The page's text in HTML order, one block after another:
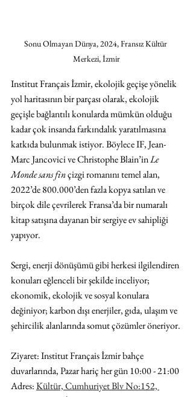
Sonu Olmayan Dünya, 2024, Fransız Kültür
Merkezi, İzmir
Institut Français İzmir, ekolojik geçişe yönelik
yol haritasının bir parçası olarak, ekolojik
geçişle bağlantılı konularda mümkün olduğu
kadar çok insanda farkındalık yaratılmasına
katkıda bulunmak istiyor. Böylece IF, Jean-
Marc Jancovici ve Christophe Blain’in Le
Monde sans fin çizgi romanını temel alan,
2022’de 800.000’den fazla kopya satılan ve
birçok dile çevrilerek Fransa’da bir numaralı
kitap satışına dayanan bir sergiye ev sahipliği
yapıyor.
Sergi, enerji dönüşümü gibi herkesi ilgilendiren
konuları eğlenceli bir şekilde inceliyor;
ekonomik, ekolojik ve sosyal konulara
değiniyor; karbon dışı enerjiler, gıda, ulaşım ve
şehircilik alanlarında somut çözümler öneriyor.
Ziyaret: Institut Français İzmir bahçe
duvarlarında, Pazar hariç her gün 10:00 - 21:00
Adres: Kültür, Cumhuriyet Blv No:152,